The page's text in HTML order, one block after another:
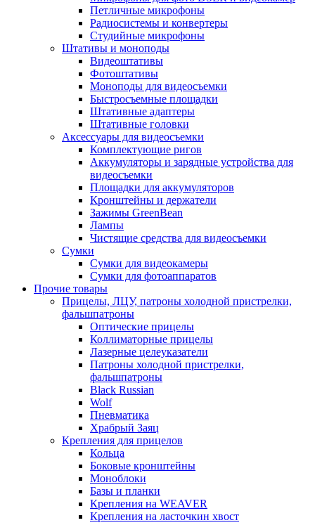
Петличные микрофоны
Радиосистемы и конвертеры
Студийные микрофоны
Штативы и моноподы
Видеоштативы
Фотоштативы
Моноподы для видеосъемки
Быстросъемные площадки
Штативные адаптеры
Штативные головки
Аксессуары для видеосъемки
Комплектующие ригов
Аккумуляторы и зарядные устройства для
видеосъемки
Площадки для аккумуляторов
Кронштейны и держатели
Зажимы GreenBean
Лампы
Чистящие средства для видеосъемки
Сумки
Сумки для видеокамеры
Сумки для фотоаппаратов
Прочие товары
Прицелы, ЛЦУ, патроны холодной пристрелки,
фальшпатроны
Оптические прицелы
Коллиматорные прицелы
Лазерные целеуказатели
Патроны холодной пристрелки,
фальшпатроны
Black Russian
Wolf
Пневматика
Храбрый Заяц
Крепления для прицелов
Кольца
Боковые кронштейны
Моноблоки
Базы и планки
Крепления на WEAVER
Крепления на ласточкин хвост